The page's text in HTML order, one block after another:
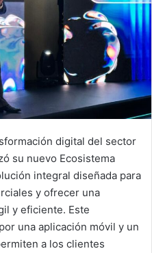
digital del sector
su nuevo Ecosistema
integral diseñada para
y ofrecer una
y eficiente. Este
una aplicación móvil y un
a los clientes